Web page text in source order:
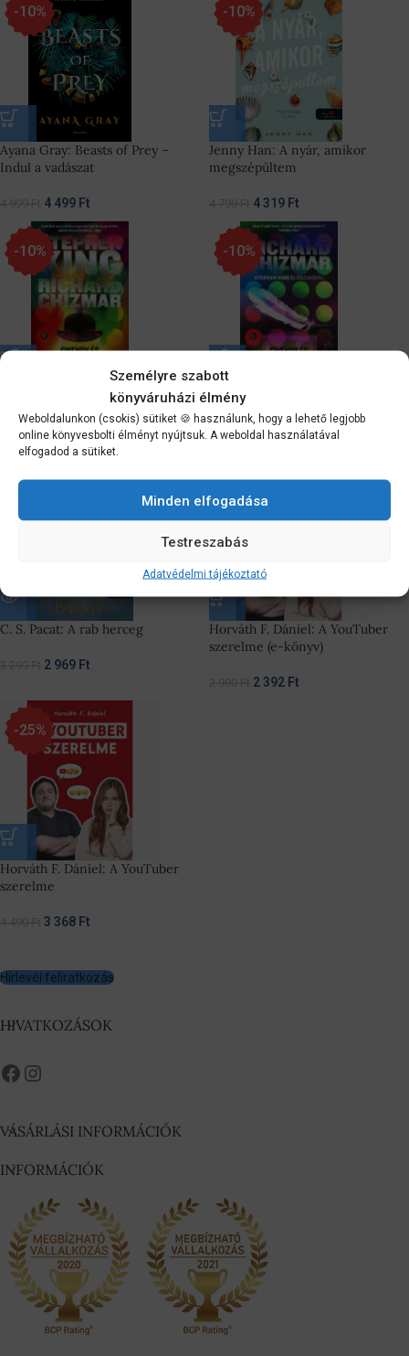
Személyre szabott
könyváruházi élmény
Weboldalunkon (csokis) sütiket 🍪 használunk, hogy a lehető legjobb
online könyvesbolti élményt nyújtsuk. A weboldal használatával
elfogadod a sütiket.
Minden elfogadása
Testreszabás
Adatvédelmi tájékoztató
-10%
Ayana Gray: Beasts of Prey –
Indul a vadászat
4 499 Ft
-10%
Jenny Han: A nyár, amikor
megszépültem
4 319 Ft
-10%
Richard Chizmar, Stephen King:
Gwendy és a varázsdoboz
4 399Ft 3 959Ft
-10%
Richard Chizmar: Gwendy és a
bűvös toll
4 499 Ft 4 049Ft
-10%
C. S. Pacat: A rab herceg
2 969 Ft
Horváth F. Dániel: A YouTuber
szerelme (e-könyv)
2 392 Ft
-25%
Horváth F. Dániel: A YouTuber
szerelme
3 368 Ft
Hírlevél feliratkozás
HIVATKOZÁSOK
VÁSÁRLÁSI INFORMÁCIÓK
INFORMÁCIÓK